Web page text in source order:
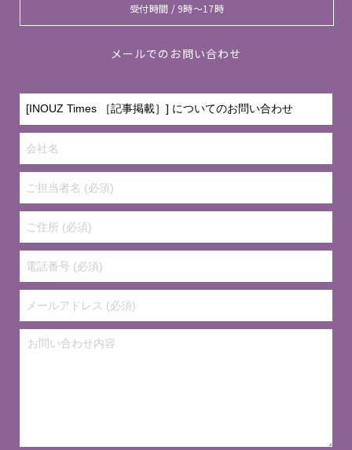
受付時間 / 9時～17時
メールでのお問い合わせ